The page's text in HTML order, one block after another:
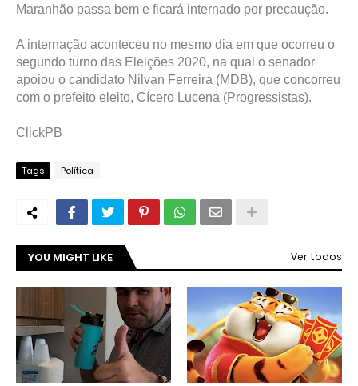
Maranhão passa bem e ficará internado por precaução.
A internação aconteceu no mesmo dia em que ocorreu o
segundo turno das Eleições 2020, na qual o senador
apoiou o candidato Nilvan Ferreira (MDB), que concorreu
com o prefeito eleito, Cícero Lucena (Progressistas).
ClickPB
Tags Política
YOU MIGHT LIKE Ver todos